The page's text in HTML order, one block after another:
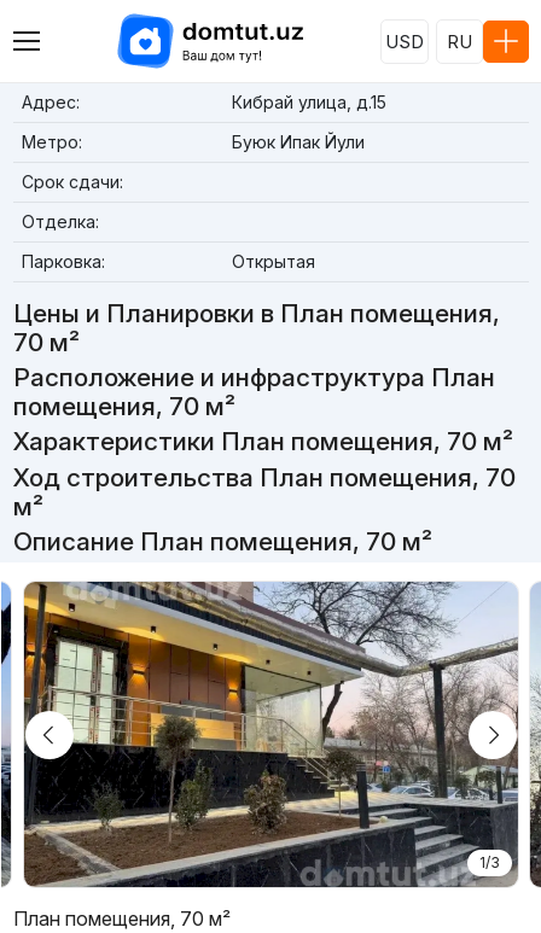
USD RU
Адрес:
Кибрай улица, д.15
Метро:
Буюк Ипак Йули
Срок сдачи:
Отделка:
Парковка:
Открытая
Цены и Планировки в План помещения,
70 м²
Расположение и инфраструктура План
помещения, 70 м²
Характеристики План помещения, 70 м²
Ход строительства План помещения, 70
м²
Описание План помещения, 70 м²
1/3
План помещения, 70 м²